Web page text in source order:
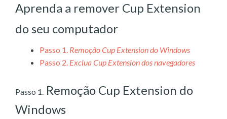
Aprenda a remover Cup Extension
do seu computador
Passo 1. Remoção Cup Extension do Windows
Passo 2. Exclua Cup Extension dos navegadores
Passo 1. Remoção Cup Extension do
Windows